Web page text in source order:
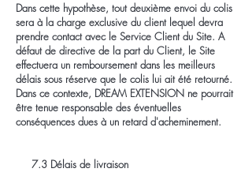
Dans cette hypothèse, tout deuxième envoi du colis
sera à la charge exclusive du client lequel devra
prendre contact avec le Service Client du Site. A
défaut de directive de la part du Client, le Site
effectuera un remboursement dans les meilleurs
délais sous réserve que le colis lui ait été retourné.
Dans ce contexte, DREAM EXTENSION ne pourrait
être tenue responsable des éventuelles
conséquences dues à un retard d'acheminement.
7.3 Délais de livraison